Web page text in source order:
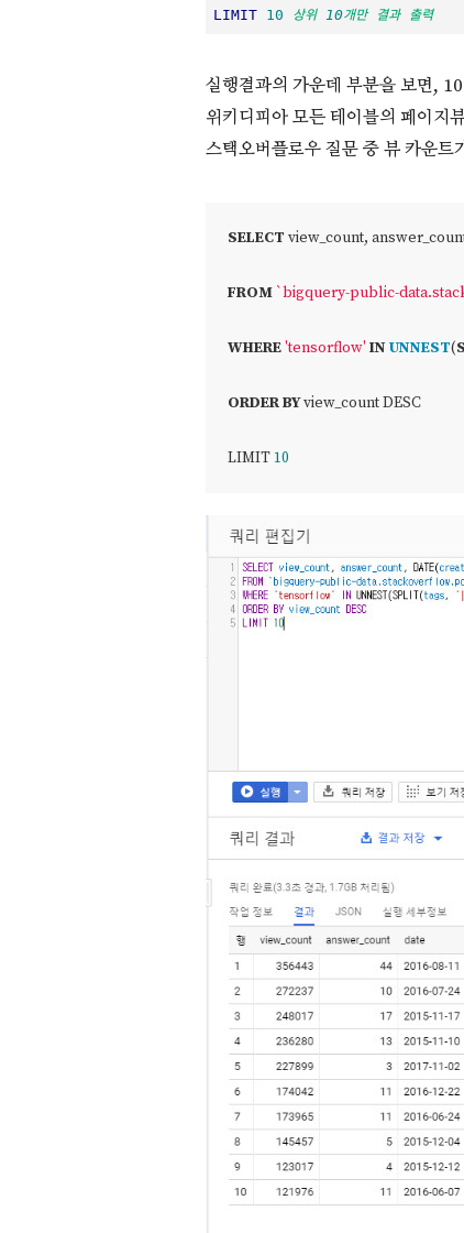
LIMIT 10 상위 10개만 결과 출력
실행결과의 가운데 부분을 보면,
위키디피아 모든 테이블의 페이
스택오버플로우 질문 중 뷰 카운트
SELECT view_count,
FROM `bigquery-public-
WHERE'tensorflow' IN UNNEST(
ORDERBY view_count DESC
LIMIT 10